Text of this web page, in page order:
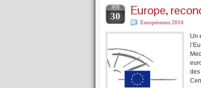
AVR
30 Europe,
Européennes 2014
Un
des